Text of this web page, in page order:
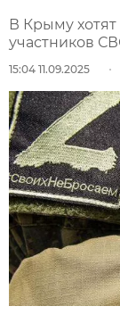
В Крыму хотят
участников
15:04 11.09.2025